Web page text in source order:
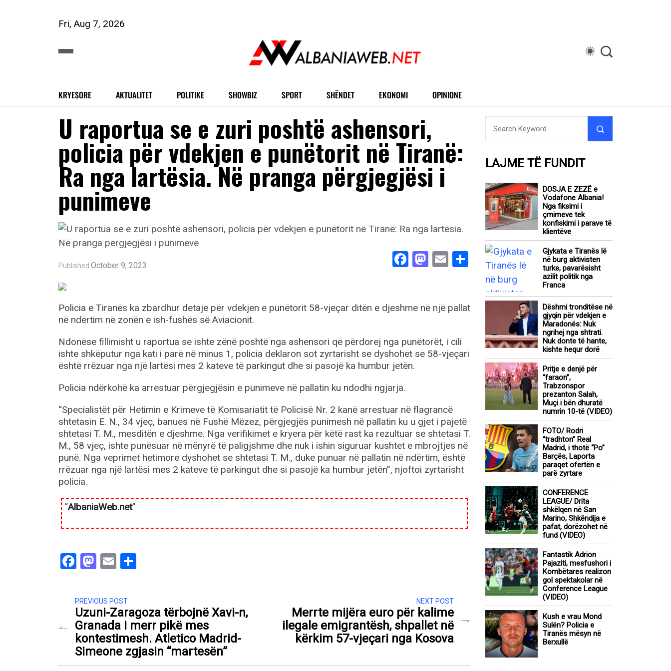
Fri, Aug 7, 2026
KRYESORE AKTUALITET POLITIKE SHOWBIZ SPORT SHËNDET EKONOMI OPINIONE
U raportua se e zuri poshtë ashensori,
policia për vdekjen e punëtorit në Tiranë:
Ra nga lartësia. Në pranga përgjegjësi i
punimeve
Published October 9, 2023 Facebook
Mastodon
EmailShare
Policia e Tiranës ka zbardhur detaje për vdekjen e punëtorit 58-vjeçar ditën e djeshme në një pallat
në ndërtim në zonën e ish-fushës së Aviacionit.
Ndonëse fillimisht u raportua se ishte zënë poshtë nga ashensori që përdorej nga punëtorët, i cili
ishte shkëputur nga kati i parë në minus 1, policia deklaron sot zyrtarisht se dyshohet se 58-vjeçari
është rrëzuar nga një lartësi mes 2 kateve të parkingut dhe si pasojë ka humbur jetën.
Policia ndërkohë ka arrestuar përgjegjësin e punimeve në pallatin ku ndodhi ngjarja.
“Specialistët për Hetimin e Krimeve të Komisariatit të Policisë Nr. 2 kanë arrestuar në flagrancë
shtetasin E. N., 34 vjeç, banues në Fushë Mëzez, përgjegjës punimesh në pallatin ku u gjet i pajetë
shtetasi T. M., mesditën e djeshme. Nga verifikimet e kryera për këtë rast ka rezultuar se shtetasi T.
M., 58 vjeç, ishte punësuar në mënyrë të paligjshme dhe nuk i ishin siguruar kushtet e mbrojtjes në
punë. Nga veprimet hetimore dyshohet se shtetasi T. M., duke punuar në pallatin në ndërtim, është
rrëzuar nga një lartësi mes 2 kateve të parkingut dhe si pasojë ka humbur jetën”, njoftoi zyrtarisht
policia.
“AlbaniaWeb.net”
Facebook
Mastodon
Email
PREVIOUS POST
Uzuni-Zaragoza tërbojnë Xavi-n,
Granada i merr pikë mes
kontestimesh. Atletico Madrid-
Simeone zgjasin “martesën”
NEXT POST
Merrte mijëra euro për kalime
ilegale emigrantësh, shpallet në
kërkim 57-vjeçari nga Kosova
LAJME TË FUNDIT
DOSJA E ZEZË e
Vodafone Albania!
Nga fiksimi i
çmimeve tek
konfiskimi i parave të
klientëve
Gjykata e Tiranës lë
në burg aktivisten
turke, pavarësisht
azilit politik nga
Franca
Dëshmi tronditëse në
gjyqin për vdekjen e
Maradonës: Nuk
ngrihej nga shtrati.
Nuk donte të hante,
kishte hequr dorë
Pritje e denjë për
“faraon”,
Trabzonspor
prezanton Salah,
Muçi i bën dhuratë
numrin 10-të (VIDEO)
FOTO/ Rodri
“tradhton” Real
Madrid, i thotë “Po”
Barçës, Laporta
paraqet ofertën e
parë zyrtare
CONFERENCE
LEAGUE/ Drita
shkëlqen në San
Marino, Shkëndija e
pafat, dorëzohet në
fund (VIDEO)
Fantastik Adrion
Pajaziti, mesfushori i
Kombëtares realizon
gol spektakolar në
Conference League
(VIDEO)
Kush e vrau Mond
Sulën? Policia e
Tiranës mësyn në
Berxullë